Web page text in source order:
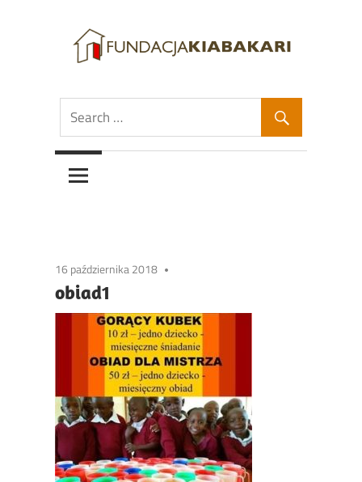
content
Fundacja
Kiabakari
Kiabakari
16 października 2018
obiad1